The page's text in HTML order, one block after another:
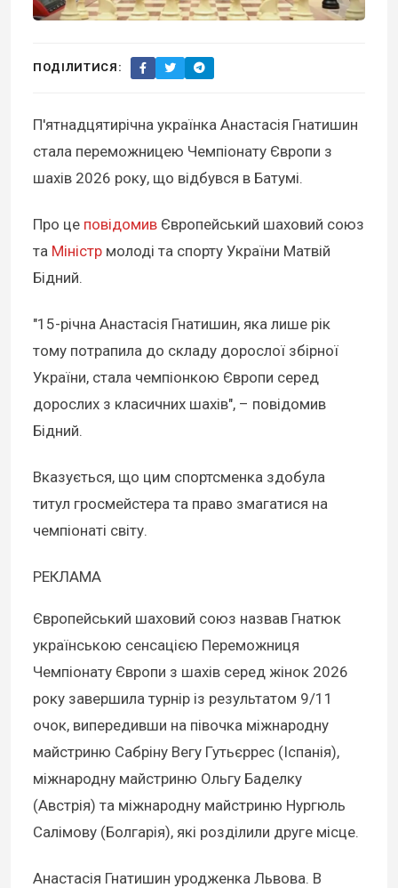
ПОДІЛИТИСЯ:
П'ятнадцятирічна українка Анастасія Гнатишин
стала переможницею Чемпіонату Європи з
шахів 2026 року, що відбувся в Батумі.
Про це повідомив Європейський шаховий союз
та Міністр молоді та спорту України Матвій
Бідний.
"15-річна Анастасія Гнатишин, яка лише рік
тому потрапила до складу дорослої збірної
України, стала чемпіонкою Європи серед
дорослих з класичних шахів", – повідомив
Бідний.
Вказується, що цим спортсменка здобула
титул гросмейстера та право змагатися на
чемпіонаті світу.
РЕКЛАМА
Європейський шаховий союз назвав Гнатюк
українською сенсацією Переможниця
Чемпіонату Європи з шахів серед жінок 2026
року завершила турнір із результатом 9/11
очок, випередивши на півочка міжнародну
майстриню Сабріну Вегу Гутьєррес (Іспанія),
міжнародну майстриню Ольгу Баделку
(Австрія) та міжнародну майстриню Нургюль
Салімову (Болгарія), які розділили друге місце.
Анастасія Гнатишин уродженка Львова. В